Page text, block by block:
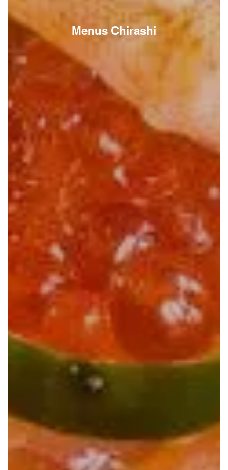
Menus Chirashi